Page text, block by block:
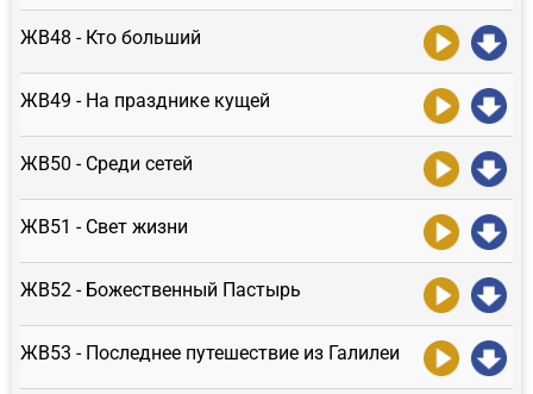
ЖВ48 - Кто больший
ЖВ49 - На празднике кущей
ЖВ50 - Среди сетей
ЖВ51 - Свет жизни
ЖВ52 - Божественный Пастырь
ЖВ53 - Последнее путешествие из Галилеи